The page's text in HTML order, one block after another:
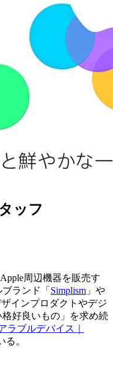
ッフ
周辺機器を販売す
ランド「 Simplism 」や
インプロダクトやデジ
好良いもの」を求め続
ラブルデバイス｜
る。